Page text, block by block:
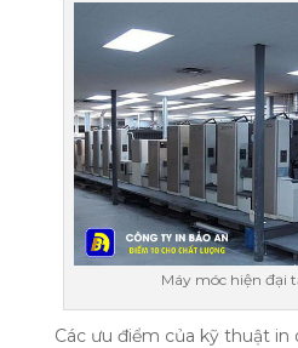
Máy móc hiện đại
Các ưu điểm của kỹ thuật in